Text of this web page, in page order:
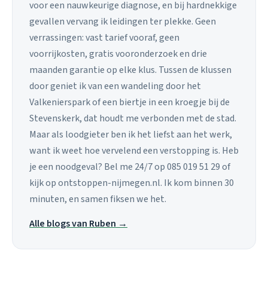
voor een nauwkeurige diagnose, en bij hardnekkige
gevallen vervang ik leidingen ter plekke. Geen
verrassingen: vast tarief vooraf, geen
voorrijkosten, gratis vooronderzoek en drie
maanden garantie op elke klus. Tussen de klussen
door geniet ik van een wandeling door het
Valkenierspark of een biertje in een kroegje bij de
Stevenskerk, dat houdt me verbonden met de stad.
Maar als loodgieter ben ik het liefst aan het werk,
want ik weet hoe vervelend een verstopping is. Heb
je een noodgeval? Bel me 24/7 op 085 019 51 29 of
kijk op ontstoppen-nijmegen.nl. Ik kom binnen 30
minuten, en samen fiksen we het.
Alle blogs van Ruben →